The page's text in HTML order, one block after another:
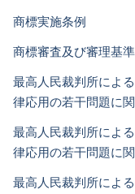
商標実施条例
商標審査及び審理基準
最高人民裁判所によ
律応用の若干問題に
最高人民裁判所によ
律応用の若干問題に
最高人民裁判所によ